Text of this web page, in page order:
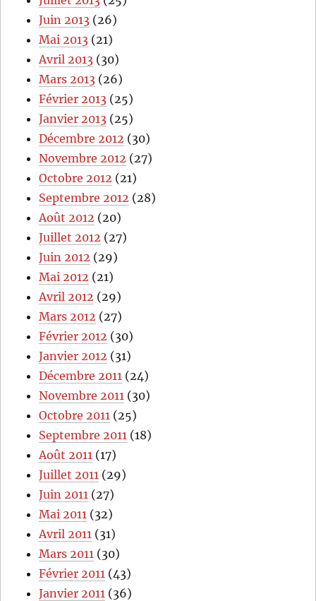
Juin 2013 (26)
Mai 2013 (21)
Avril 2013 (30)
Mars 2013 (26)
Février 2013 (25)
Janvier 2013 (25)
Décembre 2012 (30)
Novembre 2012 (27)
Octobre 2012 (21)
Septembre 2012 (28)
Août 2012 (20)
Juillet 2012 (27)
Juin 2012 (29)
Mai 2012 (21)
Avril 2012 (29)
Mars 2012 (27)
Février 2012 (30)
Janvier 2012 (31)
Décembre 2011 (24)
Novembre 2011 (30)
Octobre 2011 (25)
Septembre 2011 (18)
Août 2011 (17)
Juillet 2011 (29)
Juin 2011 (27)
Mai 2011 (32)
Avril 2011 (31)
Mars 2011 (30)
Février 2011 (43)
Janvier 2011 (36)